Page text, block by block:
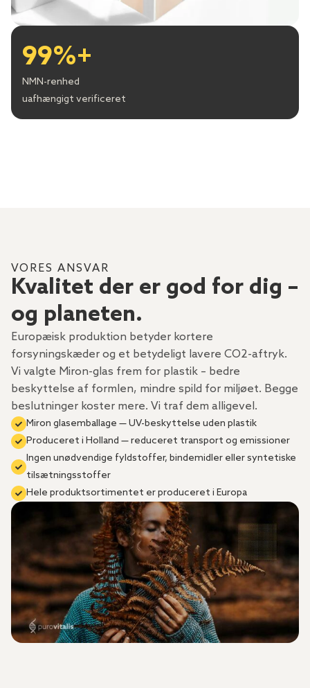
99%+
NMN-renhed
uafhængigt verificeret
VORES ANSVAR
Kvalitet der er god for dig –
og planeten.
Europæisk produktion betyder kortere
forsyningskæder og et betydeligt lavere CO2-aftryk.
Vi valgte Miron-glas frem for plastik – bedre
beskyttelse af formlen, mindre spild for miljøet. Begge
beslutninger koster mere. Vi traf dem alligevel.
Miron glasemballage — UV-beskyttelse uden plastik
Produceret i Holland — reduceret transport og emissioner
Ingen unødvendige fyldstoffer, bindemidler eller syntetiske
tilsætningsstoffer
Hele produktsortimentet er produceret i Europa